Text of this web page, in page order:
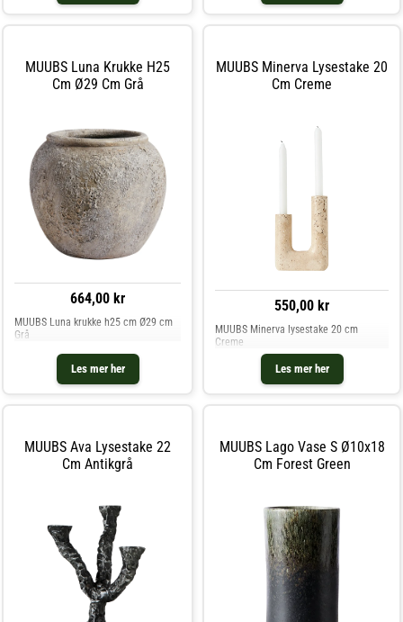
form.- Laget av munnblåst glass.-
Høyde: 150 mm.- Bredde: 72 mm.
Vedlikeholdsinstruksjoner for
hvitvinsglasset- Tåler oppvaskmaskin.
MUUBS Luna Krukke H25
Cm Ø29 Cm Grå
664,00 kr
Les mer her
MUUBS Luna krukke h25 cm Ø29 cm
Grå
MUUBS Minerva Lysestake 20
Cm Creme
550,00 kr
Les mer her
MUUBS Minerva lysestake 20 cm
Creme
MUUBS Ava Lysestake 22
Cm Antikgrå
MUUBS Lago Vase S Ø10x18
Cm Forest Green